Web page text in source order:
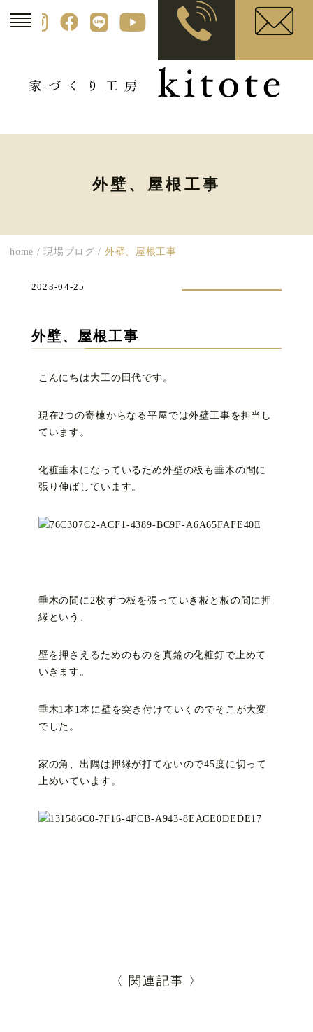
外壁、屋根工事
home /現場ブログ / 外壁、屋根工事
外壁、屋根工事
2023-04-25
こんにちは大工の田代です。
現在2つの寄棟からなる平屋では外壁工事を担当し
ています。
化粧垂木になっているため外壁の板も垂木の間に
張り伸ばしています。
垂木の間に2枚ずつ板を張っていき板と板の間に押
縁という、
壁を押さえるためのものを真鍮の化粧釘で止めて
いきます。
垂木1本1本に壁を突き付けていくのでそこが大変
でした。
家の角、出隅は押縁が打てないので45度に切って
止めいています。
〈 関連記事 〉